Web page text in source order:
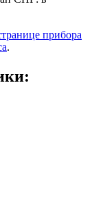
прибора
.